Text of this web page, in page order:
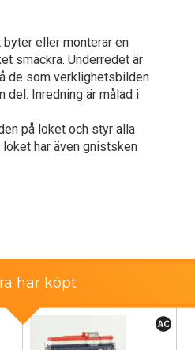
eller monterar en
smäckra. Underredet är
de som verklighetsbilden
del. Inredning är målad i
på loket och styr alla
har även gnistsken
har köpt